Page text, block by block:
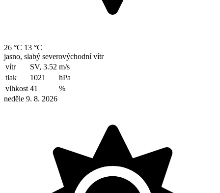
26 °C 13 °C
jasno, slabý severovýchodní vítr
vítr
SV, 3.52 m/s
tlak
1021
hPa
vlhkost 41
%
neděle 9. 8. 2026